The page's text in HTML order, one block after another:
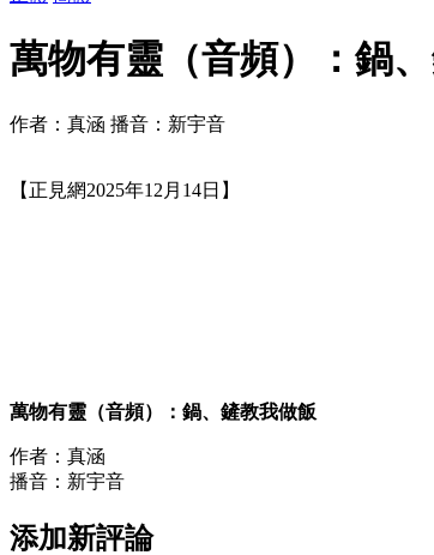
萬物有靈（音頻）：鍋
作者：真涵 播音：新宇音
【正見網2025年12月14日】
萬物有靈（音頻）：鍋、鏟教我做飯
作者：真涵
播音：新宇音
添加新評論